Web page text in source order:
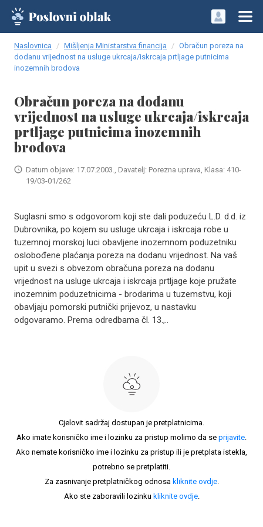
Naslovnica Mišljenja Ministarstva financija
Obračun poreza na
dodanu vrijednost na usluge ukrcaja/iskrcaja prtljage putnicima
inozemnih brodova
Obračun poreza na dodanu
vrijednost na usluge ukrcaja/iskrcaja
prtljage putnicima inozemnih
brodova
Datum objave: 17.07.2003., Davatelj: Porezna uprava, Klasa: 410-
19/03-01/262
Suglasni smo s odgovorom koji ste dali poduzeću L.D. d.d. iz
Dubrovnika, po kojem su usluge ukrcaja i iskrcaja robe u
tuzemnoj morskoj luci obavljene inozemnom poduzetniku
oslobođene plaćanja poreza na dodanu vrijednost. Na vaš
upit u svezi s obvezom obračuna poreza na dodanu
vrijednost na usluge ukrcaja i iskrcaja prtljage koje pružate
inozemnim poduzetnicima - brodarima u tuzemstvu, koji
obavljaju pomorski putnički prijevoz, u nastavku
odgovaramo. Prema odredbama čl. 13.,..
Cjelovit sadržaj dostupan je pretplatnicima.
Ako imate korisničko ime i lozinku za pristup molimo da se prijavite.
Ako nemate korisničko ime i lozinku za pristup ili je pretplata istekla,
potrebno se pretplatiti.
Za zasnivanje pretplatničkog odnosa kliknite ovdje.
Ako ste zaboravili lozinku kliknite ovdje.